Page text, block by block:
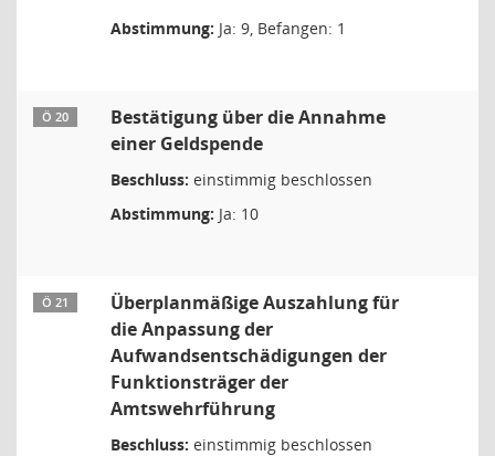
Abstimmung: Ja: 9, Befangen: 1
Ö 20
Bestätigung über die Annahme
einer Geldspende
Beschluss: einstimmig beschlossen
Abstimmung: Ja: 10
Ö 21
Überplanmäßige Auszahlung für
die Anpassung der
Aufwandsentschädigungen der
Funktionsträger der
Amtswehrführung
Beschluss: einstimmig beschlossen